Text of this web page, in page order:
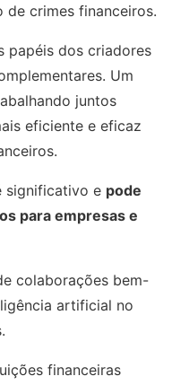
crimes financeiros.
papéis dos criadores
Um
juntos
eficiente e eficaz
significativo e pode
para empresas e
colaborações bem-
artificial no
financeiras